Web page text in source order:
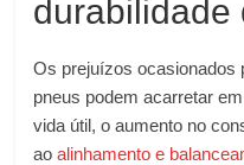
durabilidade
Os prejuízos ocasionados
pneus podem acarretar
vida útil, o aumento no
aoalinhamento e